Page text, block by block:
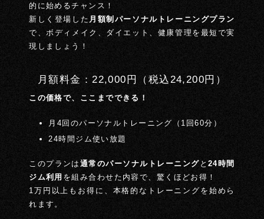
的に始めるチャンス！
新しく登場した 月額制パーソナルトレーニングプラン
で、ボディメイク、ダイエット、健康管理を最短で実
現しましょう！
月額料金：22,000円（税込24,200円）
この価格で、ここまでできる！
月4回のパーソナルトレーニング（1回60分）
24時間ジム使い放題
このプランは 通常のパーソナルトレーニング と24時間
ジム利用 を組み合わせた内容で、驚くほどお得！
1万円以上もお得に、本格的なトレーニングを始めら
れます。